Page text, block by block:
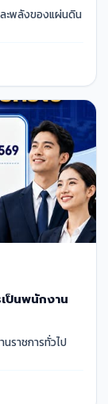
ะพลังของแผ่นดิน
ป็นพนักงาน
ราชการทั่วไป